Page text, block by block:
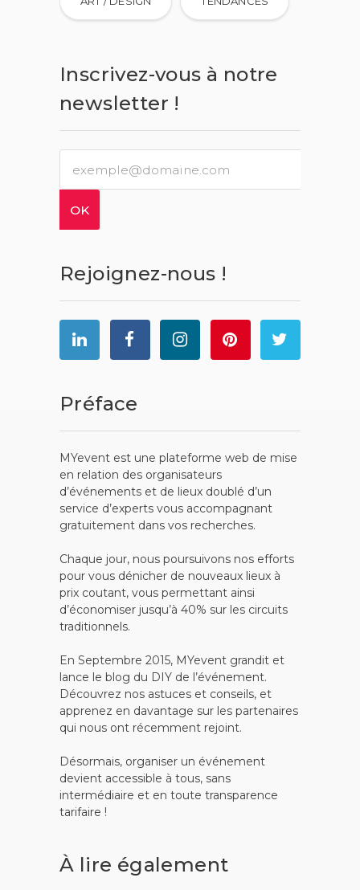
Inscrivez-vous à notre
newsletter !
Rejoignez-nous !
Préface
MYevent est une plateforme web de mise
en relation des organisateurs
d’événements et de lieux doublé d’un
service d’experts vous accompagnant
gratuitement dans vos recherches.
Chaque jour, nous poursuivons nos efforts
pour vous dénicher de nouveaux lieux à
prix coutant, vous permettant ainsi
d’économiser jusqu’à 40% sur les circuits
traditionnels.
En Septembre 2015, MYevent grandit et
lance le blog du DIY de l’événement.
Découvrez nos astuces et conseils, et
apprenez en davantage sur les partenaires
qui nous ont récemment rejoint.
Désormais, organiser un événement
devient accessible à tous, sans
intermédiaire et en toute transparence
tarifaire !
À lire également